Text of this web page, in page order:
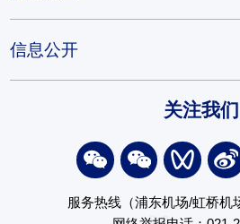
信息公开
关注我们
服务热线（浦东机场/虹桥机